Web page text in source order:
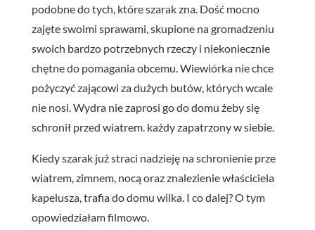
podobne do tych, które szarak zna. Dość mocno
zajęte swoimi sprawami, skupione na gromadzeniu
swoich bardzo potrzebnych rzeczy i niekoniecznie
chętne do pomagania obcemu. Wiewiórka nie chce
pożyczyć zającowi za dużych butów, których wcale
nie nosi. Wydra nie zaprosi go do domu żeby się
schronił przed wiatrem. każdy zapatrzony w siebie.
Kiedy szarak już straci nadzieję na schronienie prze
wiatrem, zimnem, nocą oraz znalezienie właściciela
kapelusza, trafia do domu wilka. I co dalej? O tym
opowiedziałam filmowo.